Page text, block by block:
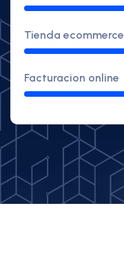
Tienda ecommerce
Facturacion online